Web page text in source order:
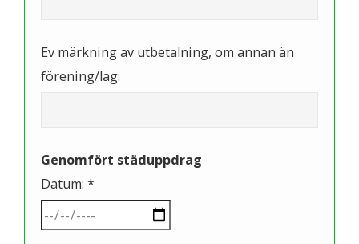
Ev märkning av utbetalning, om annan än
förening/lag:
Genomfört städuppdrag
Datum: *